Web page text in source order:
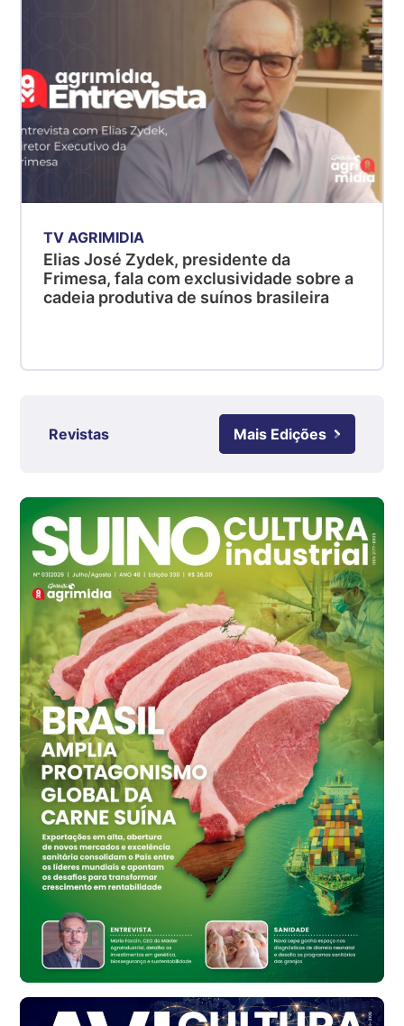
MG
R$ 5,04
Suíno - Estadual
PR
Suíno - Estadual
SC
R$ 4,48
kg
Ovo Branco - Regional
cx
Ovo Branco - Regional
Branco
R$ 145,34
cx
Ovo Vermelho - Regional
Grande São Paulo (SP)
R$ 155,59
cx
Ovo Vermelho - Regional
Vermelho
R$ 159,31
cx
Ovo Branco - Regional
Bastos (SP)
R$ 134,42
cx
Ovo Vermelho - Regional
Bastos (SP)
R$ 148,56
cx
Frango - Indicador
TV AGRIMIDIA
Elias José Zydek, presidente da
Frimesa, fala com exclusividade sobre a
cadeia produtiva de suínos brasileira
Revistas Mais Edições